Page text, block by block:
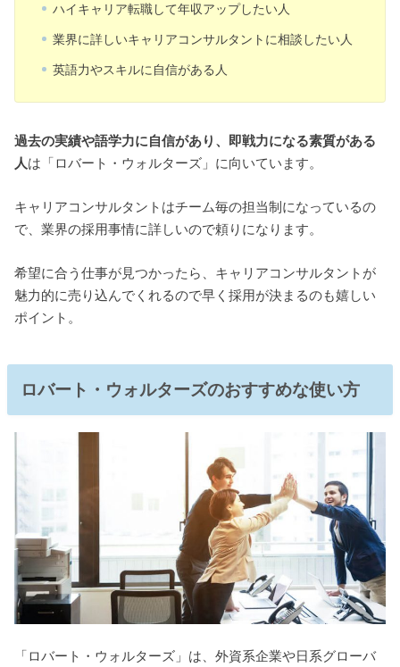
ハイキャリア転職して年収アップしたい人
業界に詳しいキャリアコンサルタントに相談したい人
英語力やスキルに自信がある人
過去の実績や語学力に自信があり、即戦力になる素質がある
人は「ロバート・ウォルターズ」に向いています。
キャリアコンサルタントはチーム毎の担当制になっているの
で、業界の採用事情に詳しいので頼りになります。
希望に合う仕事が見つかったら、キャリアコンサルタントが
魅力的に売り込んでくれるので早く採用が決まるのも嬉しい
ポイント。
ロバート・ウォルターズのおすすめな使い方
「ロバート・ウォルターズ」は、外資系企業や日系グローバ